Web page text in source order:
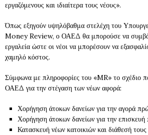
εργαζόμενους και ιδιαίτερα τους νέους».
Όπως εξηγούν υψηλόβαθμα στελέχη του
Money Review, ο ΟΑΕΔ θα μπορούσε να
εργαλεία ώστε οι νέοι να μπορέσουν να
χαμηλό κόστος.
Σύμφωνα με πληροφορίες του «MR» το σχέδιο
ΟΑΕΔ για την στέγαση των νέων αφορά:
Χορήγηση άτοκων δανείων για την αγορά
Χορήγηση άτοκων δανείων για την επισκευή
Κατασκευή νέων κατοικιών και διάθεσή